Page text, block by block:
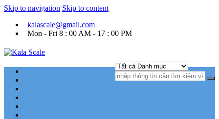
Skip to navigation Skip to content
kalascale@gmail.com
Mon - Fri 8 : 00 AM - 17 : 00 PM
Kala Scale
Kỹ thuật tự động hóa Ngành cân điện tử.